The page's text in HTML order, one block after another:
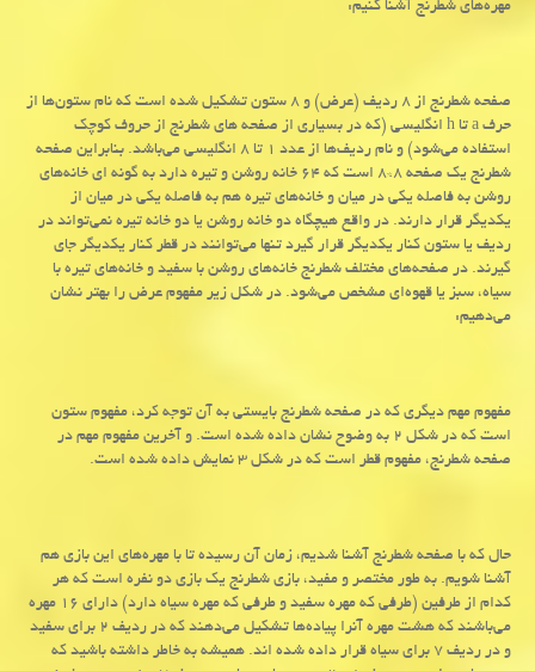
مهره‌های شطرنج آشنا کنیم:
صفحه شطرنج از ۸ ردیف (عرض) و ۸ ستون تشکیل شده است که نام ستون‌ها از
حرفaتاhانگلیسی (که در بسیاری از صفحه های شطرنج از حروف کوچک
استفاده می‌شود) و نام ردیف‌ها از عدد ۱ تا ۸ انگلیسی می‌باشد. بنابراین صفحه
شطرنج یک صفحه ۸*۸ است که ۶۴ خانه روشن و تیره دارد به گونه ای خانه‌های
روشن به فاصله یکی در میان و خانه‌های تیره هم به فاصله یکی در میان از
یکدیگر قرار دارند. در واقع هیچگاه دو خانه روشن یا دو خانه تیره نمی‌تواند در
ردیف یا ستون کنار یکدیگر قرار گیرد تنها می‌توانند در قطر کنار یکدیگر جای
گیرند. در صفحه‌های مختلف شطرنج خانه‌های روشن با سفید و خانه‌های تیره با
سیاه، سبز یا قهوه‌ای مشخص می‌شود. در شکل زیر مفهوم عرض را بهتر نشان
می‌دهیم:
مفهوم مهم دیگری که در صفحه شطرنج بایستی به آن توجه کرد، مفهوم ستون
است که در شکل ۲ به وضوح نشان داده شده است. و آخرین مفهوم مهم در
صفحه شطرنج، مفهوم قطر است که در شکل ۳ نمایش داده شده است.
حال که با صفحه شطرنج آشنا شدیم، زمان آن رسیده تا با مهره‌های این بازی هم
آشنا شویم. به طور مختصر و مفید، بازی شطرنج یک بازی دو نفره است که هر
کدام از طرفین (طرفی که مهره سفید و طرفی که مهره سیاه دارد) دارای ۱۶ مهره
می‌باشند که هشت مهره آنرا پیاده‌ها تشکیل می‌دهند که در ردیف ۲ برای سفید
و در ردیف ۷ برای سیاه قرار داده شده اند. همیشه به خاطر داشته باشید که